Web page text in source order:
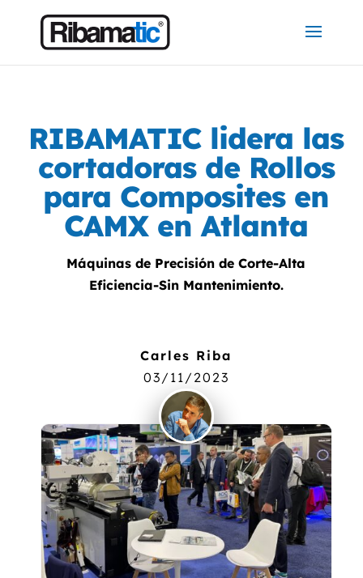
RIBAMATIC lidera las
cortadoras de Rollos
para Composites en
CAMX en Atlanta
Máquinas de Precisión de Corte-Alta
Eficiencia-Sin Mantenimiento.
Carles Riba
03/11/2023